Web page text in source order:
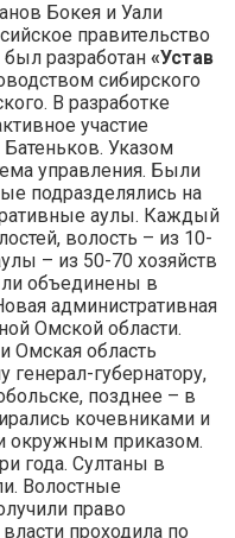
Бокея и Уали
правительство
разработан «Устав
сибирского
В разработке
участие
Указом
управления. Были
подразделялись на
аулы. Каждый
волость – из 10-
– из 50-70 хозяйств
объединены в
административная
Омской области.
Омская область
генерал-губернатору,
позднее – в
кочевниками и
окружным приказом.
года. Султаны в
Волостные
право
проходила по